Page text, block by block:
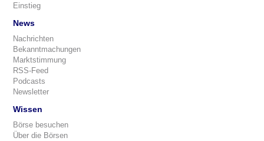
Einstieg
News
Nachrichten
Bekanntmachungen
Marktstimmung
RSS-Feed
Podcasts
Newsletter
Wissen
Börse besuchen
Über die Börsen